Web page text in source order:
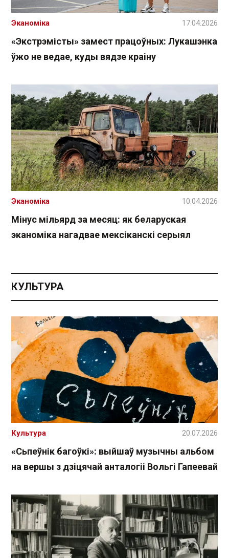
«Экстрэмісты» замест працоўных: Лукашэнка
ўжо не ведае, куды вядзе краіну
Эканоміка 17.04.2026
Мінус мільярд за месяц: як беларуская
эканоміка нагадвае мексіканскі серыял
Эканоміка 10.04.2026
КУЛЬТУРА
«Сьпеўнік багоўкі»: выйшаў музычны альбом
на вершы з дзіцячай анталогіі Вольгі Гапеевай
Культура 20.07.2026